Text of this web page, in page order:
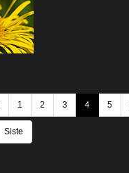
1 2 3 4 5
Siste